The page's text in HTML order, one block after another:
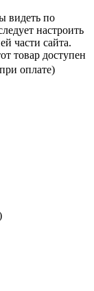
видеть по
настроить
части сайта.
товар доступен
оплате)